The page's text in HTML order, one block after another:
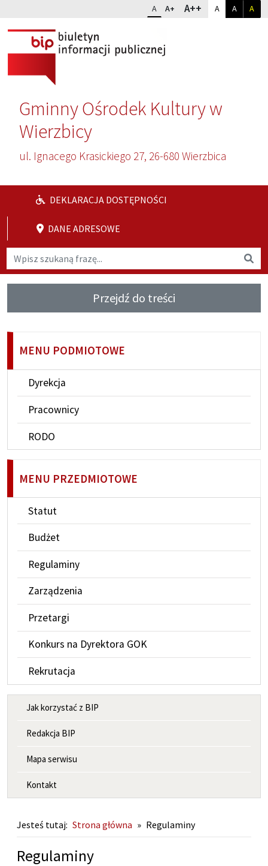
Zmień rozmiar czcionki
A rozmiar standardowy
A+ rozmiar powiększony
A++rozmiar
Dopasuj
A kontrast
A A
Gminny Ośrodek Kultury w
Wierzbicy
ul. Ignacego Krasickiego 27, 26-680 Wierzbica
DEKLARACJA DOSTĘPNOŚCI
DANE ADRESOWE
Wyszukaj na stronie
Przejdź do treści
MENU PODMIOTOWE
Dyrekcja
Pracownicy
RODO
MENU PRZEDMIOTOWE
Statut
Budżet
Regulaminy
Zarządzenia
Przetargi
Konkurs na Dyrektora GOK
Rekrutacja
MENU INFORMACYJNE
Jak korzystać z BIP
Redakcja BIP
Mapa serwisu
Kontakt
Jesteś tutaj: Strona główna » Regulaminy
Regulaminy